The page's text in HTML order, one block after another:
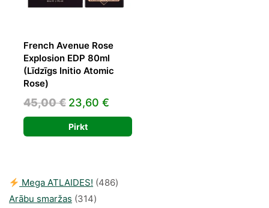
French Avenue Rose
Explosion EDP 80ml
(Līdzīgs Initio Atomic
Rose)
45,00€ Original
price
was:
23,60 €
price
is:
Pirkt
Mega ATLAIDES! 486486
Arābu smaržas 314314